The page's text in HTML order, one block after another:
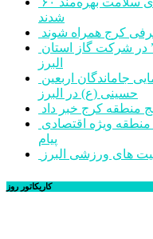
شدند
کرج همراه شوند
البرز
حسینی (ع) در البرز
منطقه کرج خبر داد
پیام
های ورزشی البرز
کاریکاتور روز